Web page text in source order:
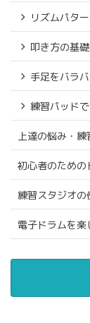
リズムパタ
叩き方の基
手足をバラ
練習パッド
上達の悩み・
初心者のための
練習スタジオの
電子ドラムを楽